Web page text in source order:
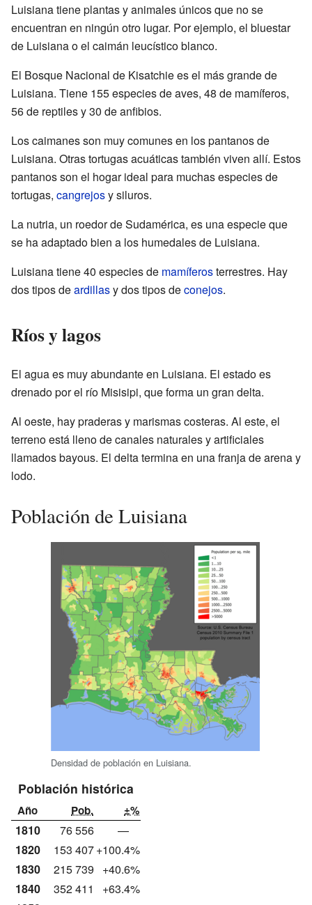
Luisiana tiene plantas y animales únicos que no se
encuentran en ningún otro lugar. Por ejemplo, el bluestar
de Luisiana o el caimán leucístico blanco.
El Bosque Nacional de Kisatchie es el más grande de
Luisiana. Tiene 155 especies de aves, 48 de mamíferos,
56 de reptiles y 30 de anfibios.
Los caimanes son muy comunes en los pantanos de
Luisiana. Otras tortugas acuáticas también viven allí. Estos
pantanos son el hogar ideal para muchas especies de
tortugas, cangrejosy siluros.
La nutria, un roedor de Sudamérica, es una especie que
se ha adaptado bien a los humedales de Luisiana.
Luisiana tiene 40 especies de mamíferosterrestres. Hay
dos tipos deardillasy dos tipos deconejos.
Ríos y lagos
El agua es muy abundante en Luisiana. El estado es
drenado por el río Misisipi, que forma un gran delta.
Al oeste, hay praderas y marismas costeras. Al este, el
terreno está lleno de canales naturales y artificiales
llamados bayous. El delta termina en una franja de arena y
lodo.
Población de Luisiana
Densidad de población en Luisiana.
Población histórica
Año Pob. ±%
1810 76 556
—
1820
153 407+100.4%
1830
215 739
+40.6%
1840
352 411
+63.4%